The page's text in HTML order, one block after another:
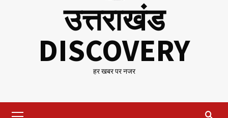
उत्तराखंड
DISCOVERY
हर खबर पर नजर